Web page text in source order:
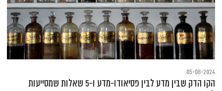
05-08-2024
הקו הדק שבין מדע לבין פסיאודו-מדע ו-5 שאלות שמסייעות